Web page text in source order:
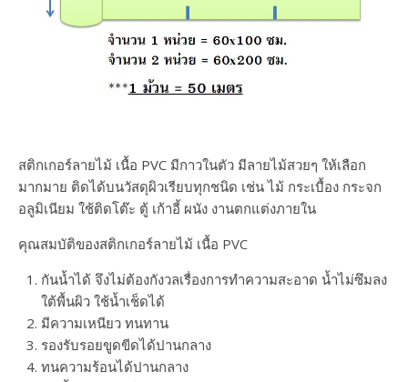
สติกเกอร์ลายไม้ เนื้อ PVC มีกาวในตัว มีลายไม้สวยๆ ให้เลือก
มากมาย ติดได้บนวัสดุผิวเรียบทุกชนิด เช่น ไม้ กระเบื้อง กระจก
อลูมิเนียม ใช้ติดโต๊ะ ตู้ เก้าอี้ ผนัง งานตกแต่งภายใน
คุณสมบัติของสติกเกอร์ลายไม้ เนื้อ PVC
กันน้ำได้ จึงไม่ต้องกังวลเรื่องการทำความสะอาด น้ำไม่ซึมลง
ใต้พื้นผิว ใช้น้ำเช็ดได้
มีความเหนียว ทนทาน
รองรับรอยขูดขีดได้ปานกลาง
ทนความร้อนได้ปานกลาง